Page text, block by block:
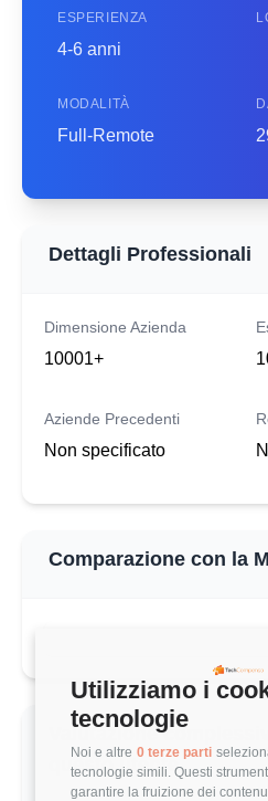
Utilizziamo i
tecnologie
Noi e altre 0 terze parti
tecnologie simili. Questi
garantire la fruizione dei
ESPERIENZA
4-6 anni
MODALITÀ
Full-Remote
Dettagli Professionali
Dimensione Azienda
10001+
Aziende Precedenti
Non specificato
Comparazione con la
Valutazione
questo utente